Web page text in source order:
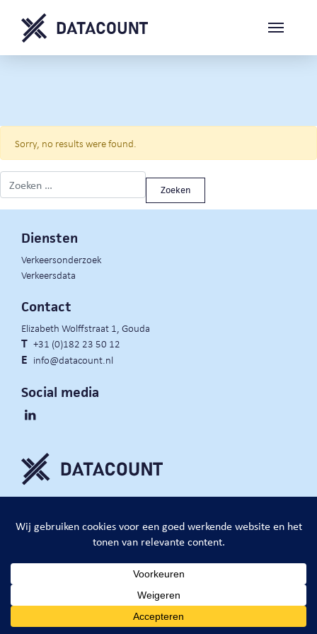
Sorry, no results were found.
Zoeken naar:
Diensten
Verkeersonderzoek
Verkeersdata
Contact
Elizabeth Wolffstraat 1, Gouda
T +31 (0)182 23 50 12
E info@datacount.nl
Social media
DataCount B.V.
privacy policy
algemene voorwaarden